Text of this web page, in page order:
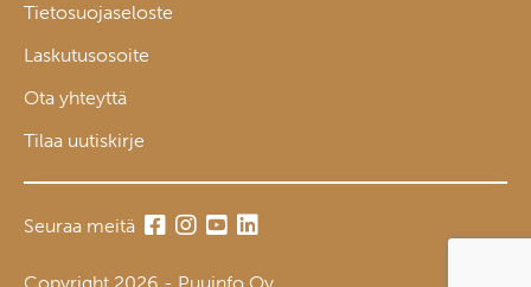
Tietosuojaseloste
Laskutusosoite
Ota yhteyttä
Tilaa uutiskirje
Seuraa meitä